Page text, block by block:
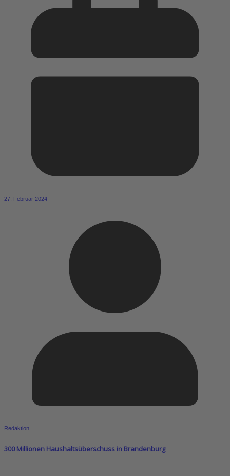
27. Februar 2024
Redaktion
300 Millionen Haushaltsüberschuss in Brandenburg